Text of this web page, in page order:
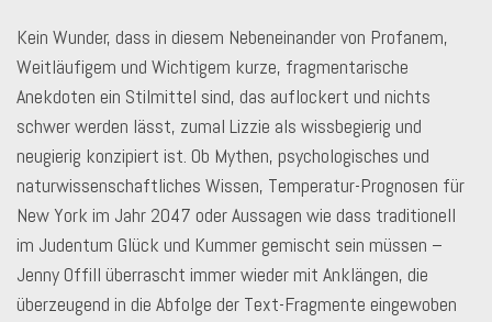
Kein Wunder, dass in diesem Nebeneinander von Profanem,
Weitläufigem und Wichtigem kurze, fragmentarische
Anekdoten ein Stilmittel sind, das auflockert und nichts
schwer werden lässt, zumal Lizzie als wissbegierig und
neugierig konzipiert ist. Ob Mythen, psychologisches und
naturwissenschaftliches Wissen, Temperatur-Prognosen für
New York im Jahr 2047 oder Aussagen wie dass traditionell
im Judentum Glück und Kummer gemischt sein müssen –
Jenny Offill überrascht immer wieder mit Anklängen, die
überzeugend in die Abfolge der Text-Fragmente eingewoben